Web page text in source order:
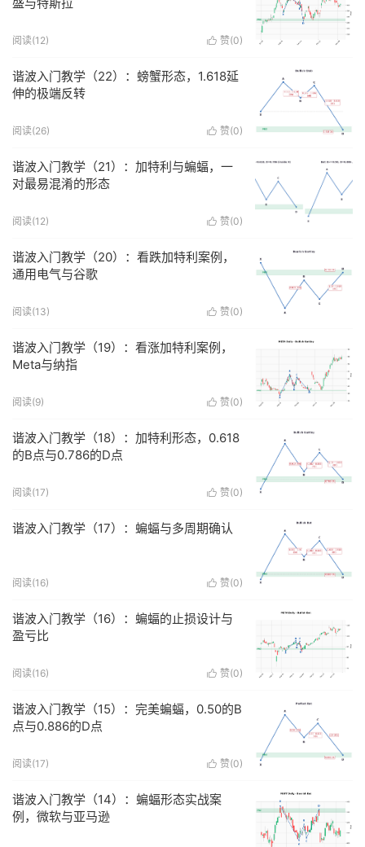
 赞(0)
阅读(12)
谐波入门教学（22）：螃蟹形态，1.618延
伸的极端反转
 赞(0)
阅读(26)
谐波入门教学（21）：加特利与蝙蝠，一
对最易混淆的形态
 赞(0)
阅读(12)
谐波入门教学（20）：看跌加特利案例，
通用电气与谷歌
 赞(0)
阅读(13)
谐波入门教学（19）：看涨加特利案例，
Meta与纳指
 赞(0)
阅读(9)
谐波入门教学（18）：加特利形态，0.618
的B点与0.786的D点
 赞(0)
阅读(17)
谐波入门教学（17）：蝙蝠与多周期确认
 赞(0)
阅读(16)
谐波入门教学（16）：蝙蝠的止损设计与
盈亏比
 赞(0)
阅读(16)
谐波入门教学（15）：完美蝙蝠，0.50的B
点与0.886的D点
 赞(0)
阅读(17)
谐波入门教学（14）：蝙蝠形态实战案
例，微软与亚马逊